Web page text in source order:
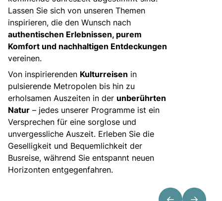
Lassen Sie sich von unseren Themen
inspirieren, die den Wunsch nach
authentischen Erlebnissen, purem
Komfort und nachhaltigen Entdeckungen
vereinen.
Von inspirierenden Kulturreisen in
pulsierende Metropolen bis hin zu
erholsamen Auszeiten in der unberührten
Natur – jedes unserer Programme ist ein
Versprechen für eine sorglose und
unvergessliche Auszeit. Erleben Sie die
Geselligkeit und Bequemlichkeit der
Busreise, während Sie entspannt neuen
Horizonten entgegenfahren.